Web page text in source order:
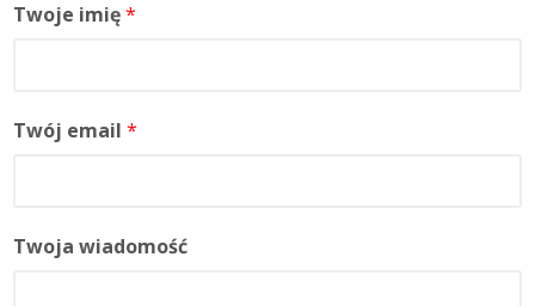
Twoje imię*
Twój email *
Twoja wiadomość